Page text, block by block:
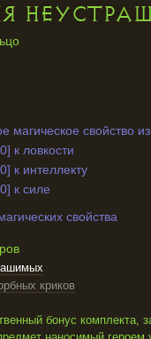
магическое свойство
к ловкости
к интеллекту
к силе
свойства
криков
бонус комплекта,